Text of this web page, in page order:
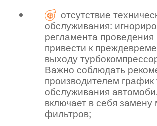
отсутствие
обслуживания:
регламента
привести к
выходу
Важно соблюдать
производителем график
обслуживания
включает в себя замену
фильтров;